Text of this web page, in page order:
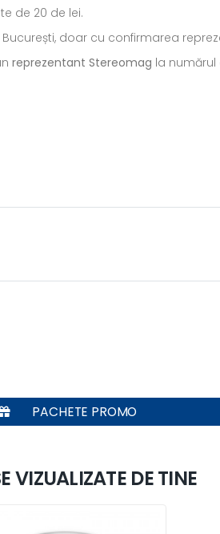
de 20 de lei.
București, doar cu confirmarea
reprezentant Stereomag la numărul
PACHETE PROMO
VIZUALIZATE DE TINE